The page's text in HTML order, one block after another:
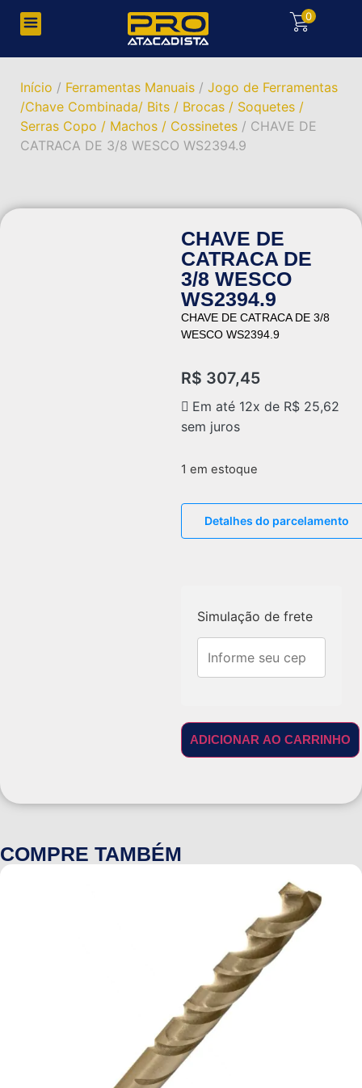
0
Início / Ferramentas Manuais / Jogo de Ferramentas
/Chave Combinada/ Bits / Brocas / Soquetes /
Serras Copo / Machos / Cossinetes / CHAVE DE
CATRACA DE 3/8 WESCO WS2394.9
CHAVE DE
CATRACA DE
3/8 WESCO
WS2394.9
CHAVE DE CATRACA DE 3/8
WESCO WS2394.9
R$ 307,45
Em até 12x de R$ 25,62
sem juros
1 em estoque
Detalhes do parcelamento
Simulação de frete
ADICIONAR AO CARRINHO
COMPRE TAMBÉM